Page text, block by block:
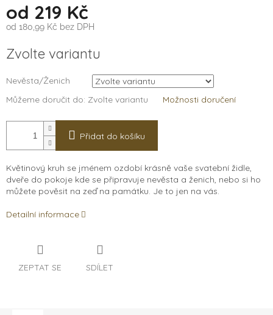
od 219 Kč
od 180,99 Kč bez DPH
cena:
Zvolte variantu
Nevěsta/Ženich
Můžeme doručit do: Zvolte variantu Možnosti doručení
Přidat do košíku
Květinový kruh se jménem ozdobí krásně vaše svatební židle,
dveře do pokoje kde se připravuje nevěsta a ženich, nebo si ho
můžete pověsit na zeď na památku. Je to jen na vás.
Detailní informace
ZEPTAT SE SDÍLET